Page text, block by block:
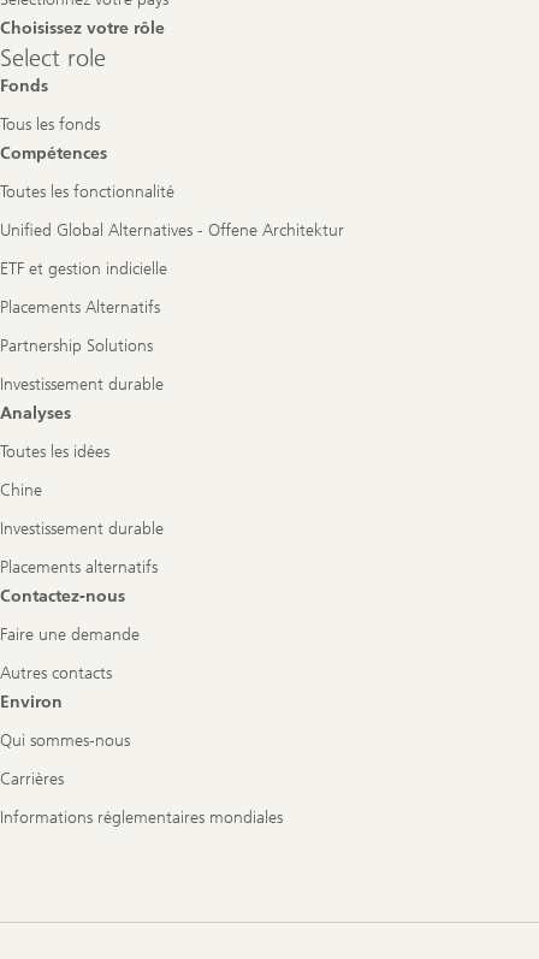
Choisissez votre rôle
Select
role
Select role
Fonds
Tous les fonds
Compétences
Toutes les fonctionnalité
Unified Global Alternatives - Offene Architektur
ETF et gestion indicielle
Placements Alternatifs
Partnership Solutions
Investissement durable
Analyses
Toutes les idées
Chine
Investissement durable
Placements alternatifs
Contactez-nous
Faire une demande
Autres contacts
Environ
Qui sommes-nous
Carrières
Informations réglementaires mondiales